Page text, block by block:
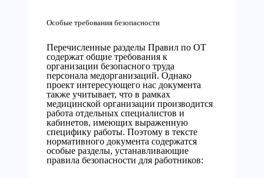
Особые требования безопасности
Перечисленные разделы Правил по ОТ
содержат общие требования к
организации безопасного труда
персонала медорганизаций. Однако
проект интересующего нас документа
также учитывает, что в рамках
медицинской организации производится
работа отдельных специалистов и
кабинетов, имеющих выраженную
специфику работы. Поэтому в тексте
нормативного документа содержатся
особые разделы, устанавливающие
правила безопасности для работников: